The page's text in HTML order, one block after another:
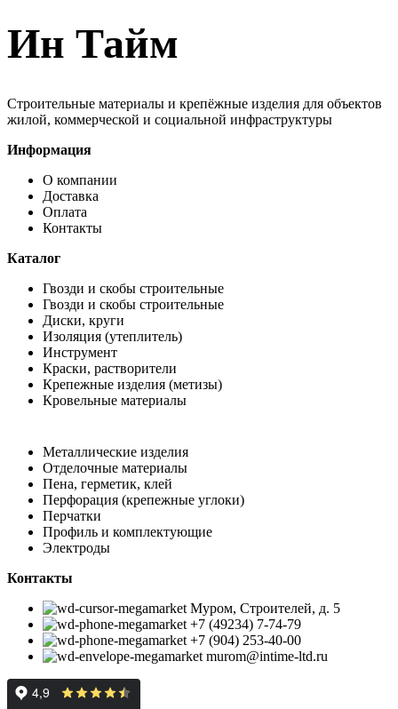
Ин Тайм
Строительные материалы и крепёжные изделия для объектов
жилой, коммерческой и социальной инфраструктуры
Информация
О компании
Доставка
Оплата
Контакты
Каталог
Гвозди и скобы строительные
Гвозди и скобы строительные
Диски, круги
Изоляция (утеплитель)
Инструмент
Краски, растворители
Крепежные изделия (метизы)
Кровельные материалы
Металлические изделия
Отделочные материалы
Пена, герметик, клей
Перфорация (крепежные углоки)
Перчатки
Профиль и комплектующие
Электроды
Контакты
Муром, Строителей, д. 5
+7 (49234) 7-74-79
+7 (904) 253-40-00
murom@intime-ltd.ru